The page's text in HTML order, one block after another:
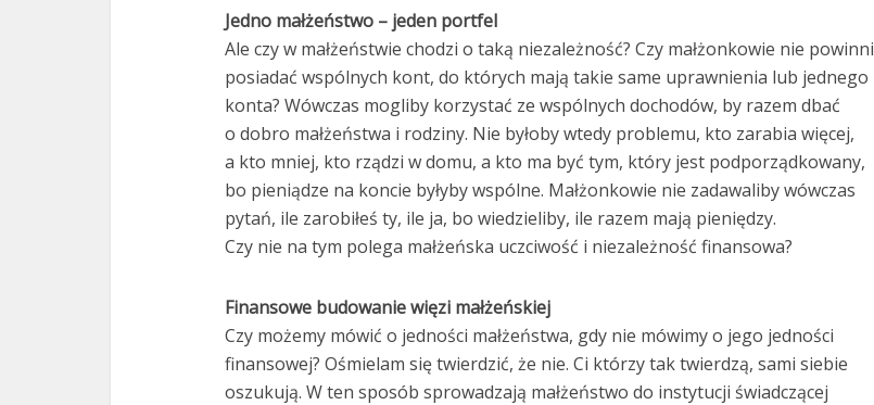
Jedno małżeństwo – jeden portfel
Ale czy w małżeństwie chodzi o taką niezależność? Czy małżonkowie nie powinni
posiadać wspólnych kont, do których mają takie same uprawnienia lub jednego
konta? Wówczas mogliby korzystać ze wspólnych dochodów, by razem dbać
o dobro małżeństwa i rodziny. Nie byłoby wtedy problemu, kto zarabia więcej,
a kto mniej, kto rządzi w domu, a kto ma być tym, który jest podporządkowany,
bo pieniądze na koncie byłyby wspólne. Małżonkowie nie zadawaliby wówczas
pytań, ile zarobiłeś ty, ile ja, bo wiedzieliby, ile razem mają pieniędzy.
Czy nie na tym polega małżeńska uczciwość i niezależność finansowa?
Finansowe budowanie więzi małżeńskiej
Czy możemy mówić o jedności małżeństwa, gdy nie mówimy o jego jedności
finansowej? Ośmielam się twierdzić, że nie. Ci którzy tak twierdzą, sami siebie
oszukują. W ten sposób sprowadzają małżeństwo do instytucji świadczącej